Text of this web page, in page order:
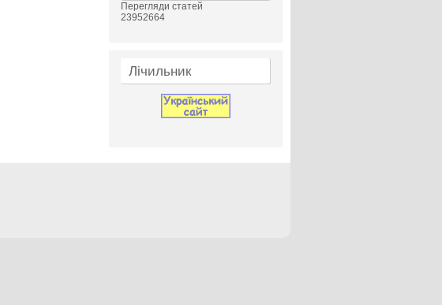
Перегляди статей
23952664
Лічильник